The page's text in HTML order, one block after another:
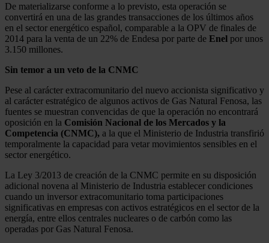
De materializarse conforme a lo previsto, esta operación se
convertirá en una de las grandes transacciones de los últimos años
en el sector energético español, comparable a la OPV de finales de
2014 para la venta de un 22% de Endesa por parte de Enel por unos
3.150 millones.
Sin temor a un veto de la CNMC
Pese al carácter extracomunitario del nuevo accionista significativo y
al carácter estratégico de algunos activos de Gas Natural Fenosa, las
fuentes se muestran convencidas de que la operación no encontrará
oposición en la Comisión Nacional de los Mercados y la
Competencia (CNMC), a la que el Ministerio de Industria transfirió
temporalmente la capacidad para vetar movimientos sensibles en el
sector energético.
La Ley 3/2013 de creación de la CNMC permite en su disposición
adicional novena al Ministerio de Industria establecer condiciones
cuando un inversor extracomunitario toma participaciones
significativas en empresas con activos estratégicos en el sector de la
energía, entre ellos centrales nucleares o de carbón como las
operadas por Gas Natural Fenosa.